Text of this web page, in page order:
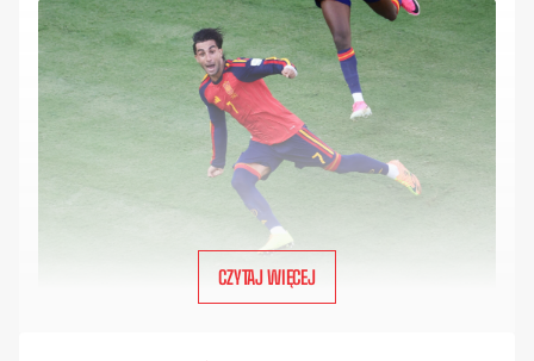
CZYTAJ WIĘCEJ